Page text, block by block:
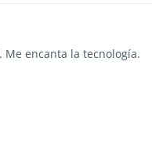
encanta la tecnología.